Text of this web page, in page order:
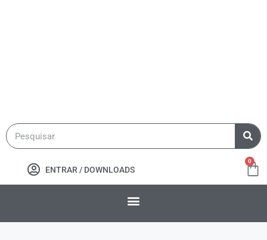
ENTRAR / DOWNLOADS
0